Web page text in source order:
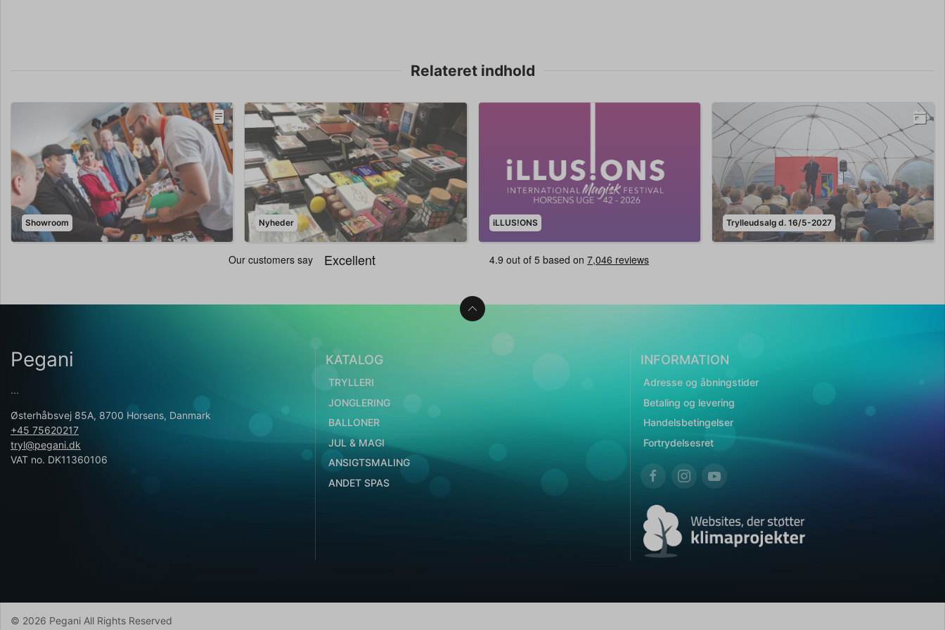
Relateret indhold
Showroom Nyheder iLLUS!ONS Trylleudsalg d. 16/5-2027
Pegani
...
Østerhåbsvej 85A, 8700 Horsens, Danmark
+45 75620217
tryl@pegani.dk
VAT no. DK11360106
KATALOG
TRYLLERI
JONGLERING
BALLONER
JUL & MAGI
ANSIGTSMALING
ANDET SPAS
INFORMATION
Adresse og åbningstider
Betaling og levering
Handelsbetingelser
Fortrydelsesret
© 2026 Pegani All Rights Reserved